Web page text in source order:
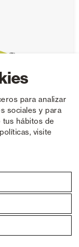
para analizar
sociales y para
tus hábitos de
visite